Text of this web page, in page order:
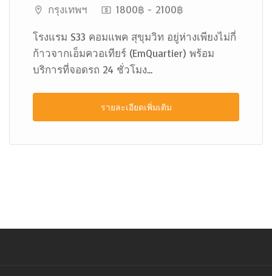
กรุงเทพฯ
1800฿ - 2100฿
โรงแรม S33 คอมแพค สุขุมวิท อยู่ห่างเพียงไม่กี่
ก้าวจากเอ็มควอเทียร์ (EmQuartier) พร้อม
บริการที่จอดรถ 24 ชั่วโมง...
รายละเอียดเพิ่มเติม